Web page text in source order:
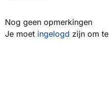
Nog geen opmerkingen
Je moet ingelogd zijn om